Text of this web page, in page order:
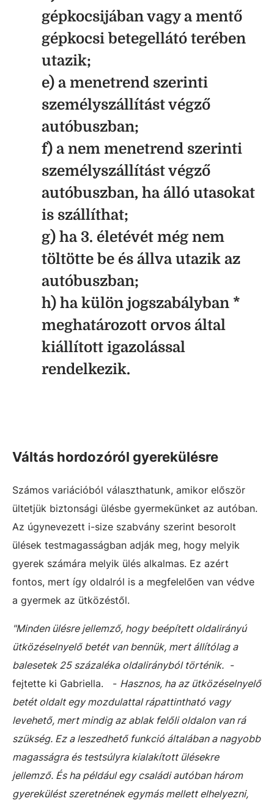
gépkocsijában vagy a mentő
gépkocsi betegellátó terében
utazik;
e) a menetrend szerinti
személyszállítást végző
autóbuszban;
f) a nem menetrend szerinti
személyszállítást végző
autóbuszban, ha álló utasokat
is szállíthat;
g) ha 3. életévét még nem
töltötte be és állva utazik az
autóbuszban;
h) ha külön jogszabályban *
meghatározott orvos által
kiállított igazolással
rendelkezik.
Váltás hordozóról gyerekülésre
Számos variációból választhatunk, amikor először
ültetjük biztonsági ülésbe gyermekünket az autóban.
Az úgynevezett i-size szabvány szerint besorolt
ülések testmagasságban adják meg, hogy melyik
gyerek számára melyik ülés alkalmas. Ez azért
fontos, mert így oldalról is a megfelelően van védve
a gyermek az ütközéstől.
"Minden ülésre jellemző, hogy beépített oldalirányú
ütközéselnyelő betét van bennük, mert állítólag a
balesetek 25 százaléka oldalirányból történik. -
fejtette ki Gabriella. - Hasznos, ha az ütközéselnyelő
betét oldalt egy mozdulattal rápattintható vagy
levehető, mert mindig az ablak felőli oldalon van rá
szükség. Ez a leszedhető funkció általában a nagyobb
magasságra és testsúlyra kialakított ülésekre
jellemző. És ha például egy családi autóban három
gyerekülést szeretnének egymás mellett elhelyezni,